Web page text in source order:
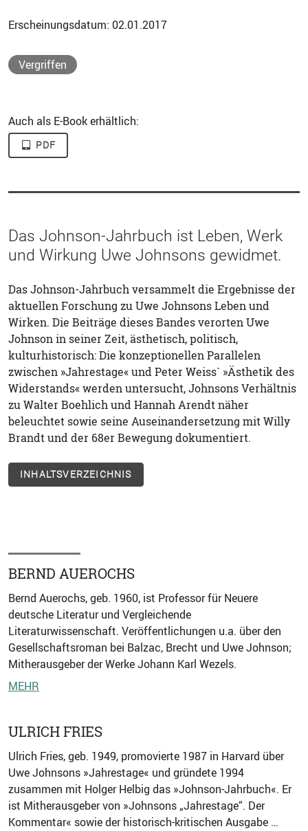
Erscheinungsdatum: 02.01.2017
Vergriffen
Auch als E-Book erhältlich:
PDF
Das Johnson-Jahrbuch ist Leben, Werk
und Wirkung Uwe Johnsons gewidmet.
Das Johnson-Jahrbuch versammelt die Ergebnisse der
aktuellen Forschung zu Uwe Johnsons Leben und
Wirken. Die Beiträge dieses Bandes verorten Uwe
Johnson in seiner Zeit, ästhetisch, politisch,
kulturhistorisch: Die konzeptionellen Parallelen
zwischen »Jahrestage« und Peter Weiss` »Ästhetik des
Widerstands« werden untersucht, Johnsons Verhältnis
zu Walter Boehlich und Hannah Arendt näher
beleuchtet sowie seine Auseinandersetzung mit Willy
Brandt und der 68er Bewegung dokumentiert.
INHALTSVERZEICHNIS
BERND AUEROCHS
Bernd Auerochs, geb. 1960, ist Professor für Neuere
deutsche Literatur und Vergleichende
Literaturwissenschaft. Veröffentlichungen u.a. über den
Gesellschaftsroman bei Balzac, Brecht und Uwe Johnson;
Mitherausgeber der Werke Johann Karl Wezels.
MEHR
ULRICH FRIES
Ulrich Fries, geb. 1949, promovierte 1987 in Harvard über
Uwe Johnsons »Jahrestage« und gründete 1994
zusammen mit Holger Helbig das »Johnson-Jahrbuch«. Er
ist Mitherausgeber von »Johnsons „Jahrestage“. Der
Kommentar« sowie der historisch-kritischen Ausgabe …